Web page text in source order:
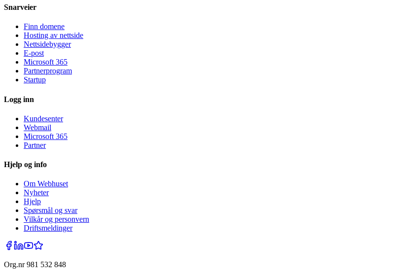
Snarveier
Finn domene
Hosting av nettside
Nettsidebygger
E-post
Microsoft 365
Partnerprogram
Startup
Logg inn
Kundesenter
Webmail
Microsoft 365
Partner
Hjelp og info
Om Webhuset
Nyheter
Hjelp
Spørsmål og svar
Vilkår og personvern
Driftsmeldinger
Org.nr 981 532 848